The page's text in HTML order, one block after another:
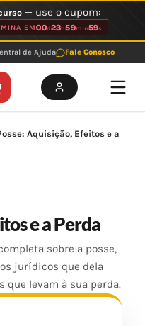
— use o cupom:
EM00d23h59min59s
de Ajuda Fale Conosco
Aquisição, Efeitos e a
e a Perda
sobre a posse,
jurídicos que dela
que levam à sua perda.